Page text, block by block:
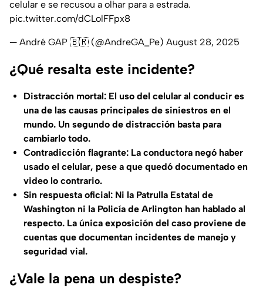
celular e se recusou a olhar para a estrada.
pic.twitter.com/dCLolFFpx8
— André GAP 🇧🇷 (@AndreGA_Pe) August 28, 2025
¿Qué resalta este incidente?
Distracción mortal: El uso del celular al conducir es
una de las causas principales de siniestros en el
mundo. Un segundo de distracción basta para
cambiarlo todo.
Contradicción flagrante: La conductora negó haber
usado el celular, pese a que quedó documentado en
video lo contrario.
Sin respuesta oficial: Ni la Patrulla Estatal de
Washington ni la Policía de Arlington han hablado al
respecto. La única exposición del caso proviene de
cuentas que documentan incidentes de manejo y
seguridad vial.
¿Vale la pena un despiste?